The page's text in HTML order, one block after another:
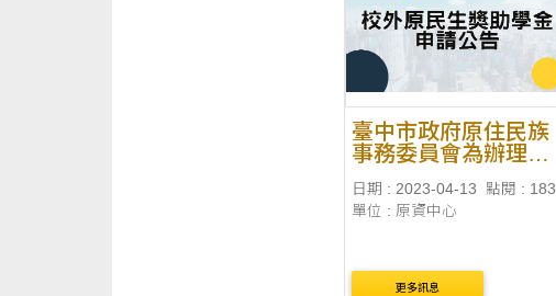
臺中市政府原住民族
事務委員會為辦理
住民學生獎學金
日期 : 2023-04-13
點閱 : 183
單位 : 原資中心
更多訊息